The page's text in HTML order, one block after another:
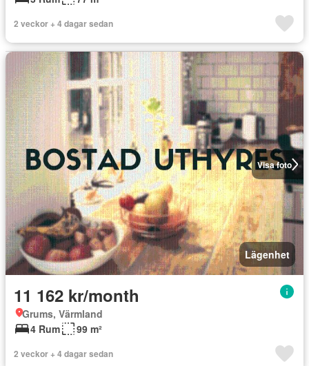
2 veckor + 4 dagar sedan
Visa foto
Lägenhet
11 162 kr/month
Grums, Värmland
4 Rum
99 m²
2 veckor + 4 dagar sedan